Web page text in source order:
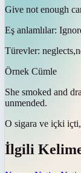
Give not enough
Eş anlamlılar:
Türevler:
Örnek Cümle
She smoked and
unmended.
O sigara ve içki
İlgili